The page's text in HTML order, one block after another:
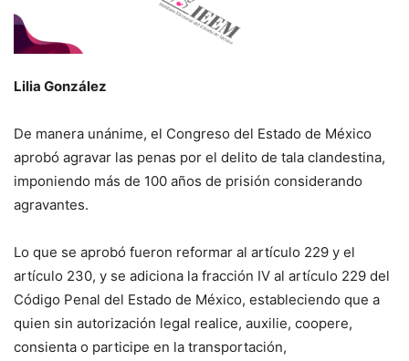
Lilia González
De manera unánime, el Congreso del Estado de México
aprobó agravar las penas por el delito de tala clandestina,
imponiendo más de 100 años de prisión considerando
agravantes.
Lo que se aprobó fueron reformar al artículo 229 y el
artículo 230, y se adiciona la fracción IV al artículo 229 del
Código Penal del Estado de México, estableciendo que a
quien sin autorización legal realice, auxilie, coopere,
consienta o participe en la transportación,